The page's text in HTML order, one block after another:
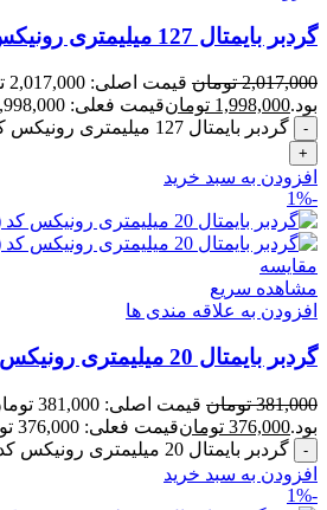
گردبر بایمتال 127 میلیمتری رونیکس کد RH-5242
2,017,000 تومان
بود.1,998,000 تومانقیمت فعلی: 1,998,000 تومان.
گردبر بایمتال 127 میلیمتری رونیکس کد RH-5242 عدد
افزودن به سبد خرید
-1%
مقایسه
مشاهده سریع
افزودن به علاقه مندی ها
گردبر بایمتال 20 میلیمتری رونیکس کد RH-5220
381,000 تومان
قیمت اصلی:
بود.376,000 تومانقیمت فعلی: 376,000 تومان.
گردبر بایمتال 20 میلیمتری رونیکس کد RH-5220 عدد
افزودن به سبد خرید
-1%